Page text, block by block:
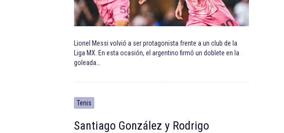
Lionel Messi volvió a ser protagonista frente a un club de la
Liga MX. En esta ocasión, el argentino firmó un doblete en la
goleada…
Tenis
Santiago González y Rodrigo